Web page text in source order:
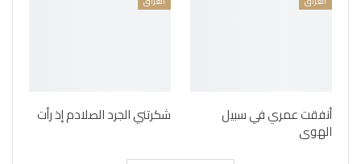
أنفقت عمري في سبيل
الهوى
شكرتني الجرد الصلادم إذ رأت